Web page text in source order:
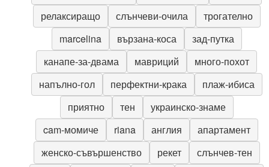
релаксиращо
слънчеви-очила
трогателно
marcelina
вързана-коса
зад-путка
канапе-за-двама
мавриций
много-похот
напълно-гол
перфектни-крака
плаж-ибиса
приятно
тен
украинско-знаме
cam-момиче
riana англия
апартамент
женско-съвършенство
рекет
слънчев-тен